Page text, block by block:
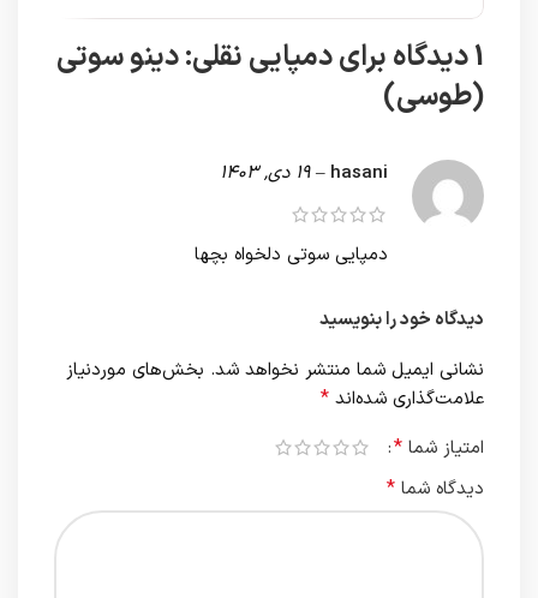
1 دیدگاه برای
دمپایی نقلی: دینو سوتی
(طوسی)
hasani
– 19 دی, 1403
دمپایی سوتی دلخواه بچها
دیدگاه خود را بنویسید
نشانی ایمیل شما منتشر نخواهد شد. بخش‌های موردنیاز
علامت‌گذاری شده‌اند *
امتیاز شما *
دیدگاه شما *